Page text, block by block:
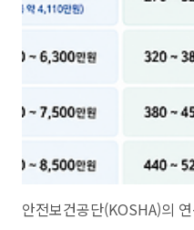
등 하이테크 분야가 크게 성장하면
🏢 삼우종합건축사사무소는 어
축설계업계 최상위권✔ 직원 약